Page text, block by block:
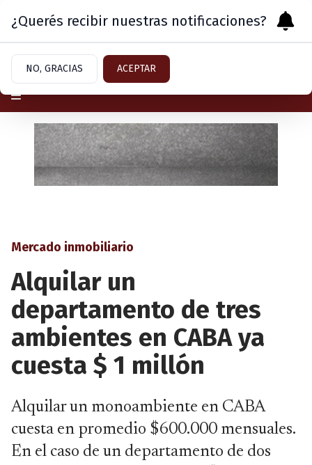
Jueves 6 de Agosto
Mercado inmobiliario
Alquilar un
departamento de tres
ambientes en CABA ya
cuesta $ 1 millón
Alquilar un monoambiente en CABA
cuesta en promedio $600.000 mensuales.
En el caso de un departamento de dos
¿Querés recibir nuestras notificaciones?
NO, GRACIAS ACEPTAR